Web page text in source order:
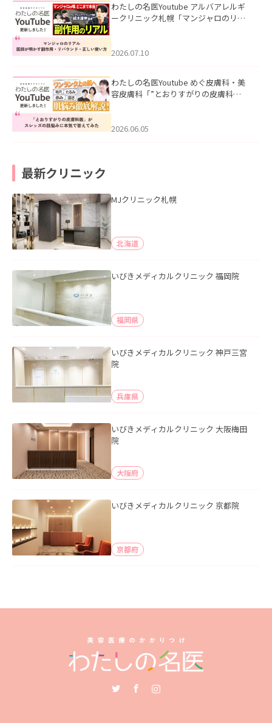
わたしの名医Youtube アルバアレルギ
ークリニック札幌「マンジャロのリア
た。
2026.07.10
わたしの名医Youtube めぐ皮膚科・美
容皮膚科「”とおりすがりの皮膚科
2026.06.05
最新クリニック
MJクリニック札幌
北海道
いびきメディカルクリニック 福岡院
福岡県
いびきメディカルクリニック 神戸三宮
院
兵庫県
いびきメディカルクリニック 大阪梅田
院
大阪府
いびきメディカルクリニック 京都院
京都府